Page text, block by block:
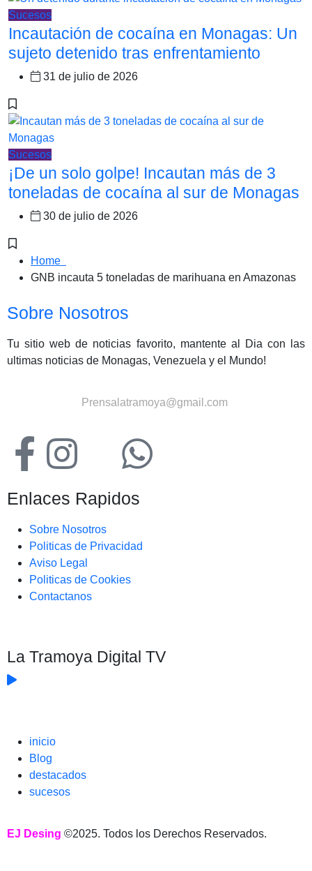
Sucesos
Incautación de cocaína en Monagas: Un
sujeto detenido tras enfrentamiento
31 de julio de 2026
Sucesos
¡De un solo golpe! Incautan más de 3
toneladas de cocaína al sur de Monagas
30 de julio de 2026
Home
GNB incauta 5 toneladas de marihuana en Amazonas
Sobre Nosotros
Tu sitio web de noticias favorito, mantente al Dia con las
ultimas noticias de Monagas, Venezuela y el Mundo!
Prensalatramoya@gmail.com
Enlaces Rapidos
Sobre Nosotros
Politicas de Privacidad
Aviso Legal
Politicas de Cookies
Contactanos
La Tramoya Digital TV
inicio
Blog
destacados
sucesos
EJ Desing ©2025. Todos los Derechos Reservados.